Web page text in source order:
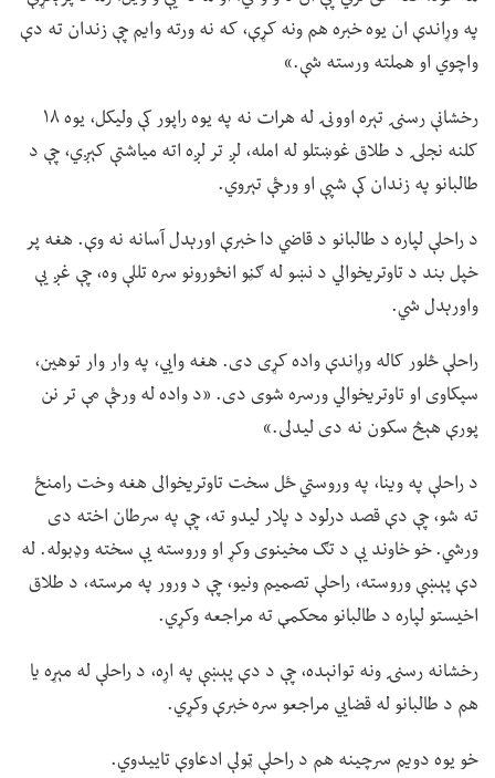
په وړاندې ان یوه خبره هم ونه کړې، که نه ورته وایم چې زندان ته دې
واچوي او هملته ورسته شې.»
رخشانې رسنۍ تېره اوونۍ له هرات نه په یوه راپور کې ولیکل، یوه ۱۸
کلنه نجلۍ د طلاق غوښتلو له امله، لږ تر لږه اته میاشتې کېږي، چې د
طالبانو په زندان کې شپې او ورځې تېروي.
د راحلې لپاره د طالبانو د قاضي دا خبرې اورېدل آسانه نه وې. هغه پر
خپل بند د تاوتریخوالي د نښو له ګڼو انځورونو سره تللې وه، چې غږ یې
واورېدل شي.
راحلې څلور کاله وړاندې واده کړی دی. هغه وايي، په وار وار توهین،
سپکاوی او تاوتریخوالي ورسره شوی دی. «د واده له ورځې مې تر نن
پورې هېڅ سکون نه دی لیدلی.»
د راحلې په وینا، په وروستي ځل سخت تاوتریخوالی هغه وخت رامنځ
ته شو، چې دې قصد درلود د پلار لیدو ته، چې په سرطان اخته دی
ورشي. خو خاوند یې د تګ مخینوی وکړ او وروسته یې سخته وډبوله. له
دې پېښې وروسته، راحلې تصمیم ونیو، چې د ورور په مرسته، د طلاق
اخیستو لپاره د طالبانو محکمې ته مراجعه وکړي.
رخشانه رسنۍ ونه توانېده، چې د دې پېښې په اړه، د راحلې له مېړه یا
هم د طالبانو له قضايي مراجعو سره خبرې وکړي.
خو یوه دویم سرچینه هم د راحلې ټولې ادعاوې تاییدوي.